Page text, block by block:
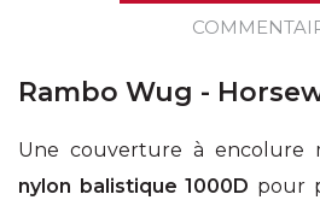
Rambo Wug -
Une couverture à encolure
nylon balistique 1000D pour